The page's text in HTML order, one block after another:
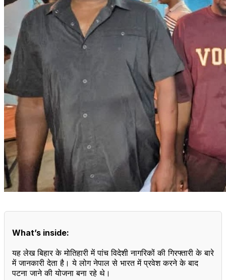
What’s inside:
यह लेख बिहार के मोतिहारी में पांच विदेशी नागरिकों की गिरफ्तारी के बारे
में जानकारी देता है। ये लोग नेपाल से भारत में प्रवेश करने के बाद
पटना जाने की योजना बना रहे थे।